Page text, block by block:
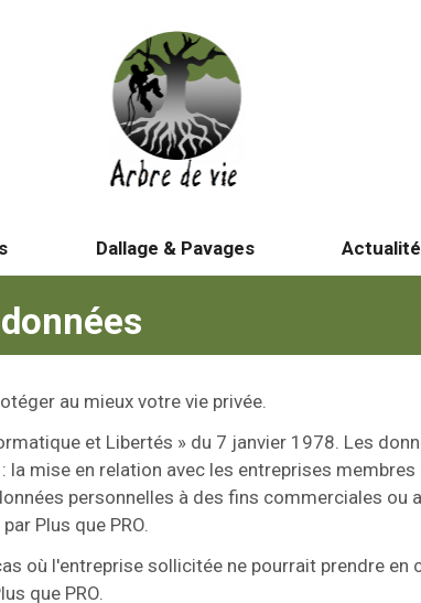
Dallage & Pavages
au mieux votre vie privée.
et Libertés » du 7 janvier 1978. Les
mise en relation avec les entreprises
personnelles à des fins commerciales
Plus que PRO.
où l'entreprise sollicitée ne pourrait prendre
que PRO.